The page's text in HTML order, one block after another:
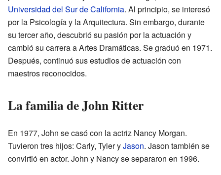
Universidad del Sur de California. Al principio, se interesó
por la Psicología y la Arquitectura. Sin embargo, durante
su tercer año, descubrió su pasión por la actuación y
cambió su carrera a Artes Dramáticas. Se graduó en 1971.
Después, continuó sus estudios de actuación con
maestros reconocidos.
La familia de John Ritter
En 1977, John se casó con la actriz Nancy Morgan.
Tuvieron tres hijos: Carly, Tyler yJason. Jason también se
convirtió en actor. John y Nancy se separaron en 1996.